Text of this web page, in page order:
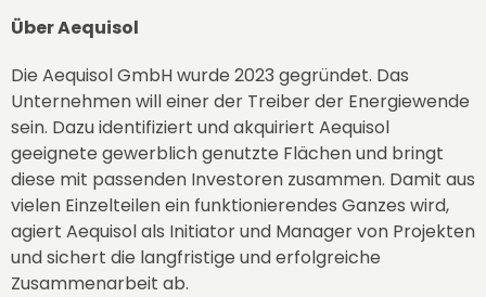
Über Aequisol
Die Aequisol GmbH wurde 2023 gegründet. Das
Unternehmen will einer der Treiber der Energiewende
sein. Dazu identifiziert und akquiriert Aequisol
geeignete gewerblich genutzte Flächen und bringt
diese mit passenden Investoren zusammen. Damit aus
vielen Einzelteilen ein funktionierendes Ganzes wird,
agiert Aequisol als Initiator und Manager von Projekten
und sichert die langfristige und erfolgreiche
Zusammenarbeit ab.